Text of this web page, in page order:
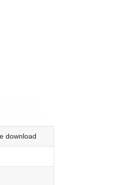
download